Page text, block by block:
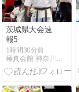
茨城県大会速
報5
1時間30分前